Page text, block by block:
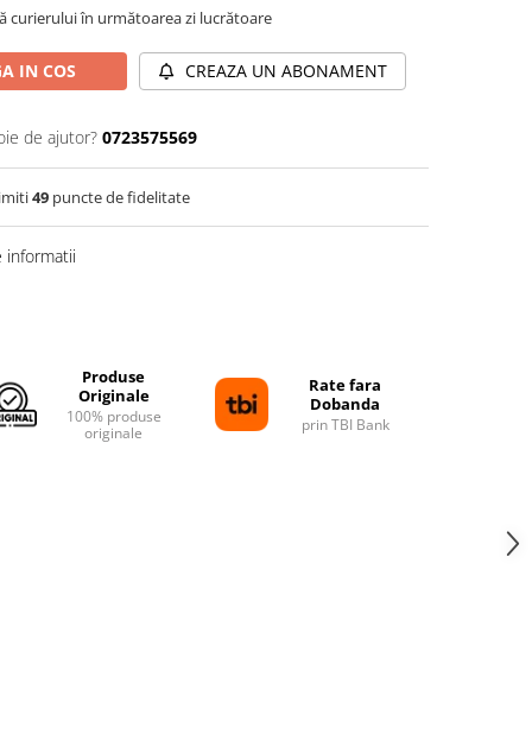
curierului în următoarea zi lucrătoare
IN COS CREAZA UN ABONAMENT
de ajutor? 0723575569
49 puncte de fidelitate
informatii
Produse
Originale
100% produse
originale
Rate fara
Dobanda
prin TBI Bank